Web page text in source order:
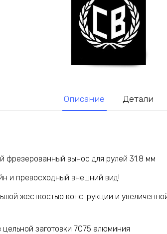
Описание Детали
фрезерованный вынос для рулей 31.8 мм
и превосходный внешний вид!
жесткостью конструкции и
заготовки 7075 алюминия